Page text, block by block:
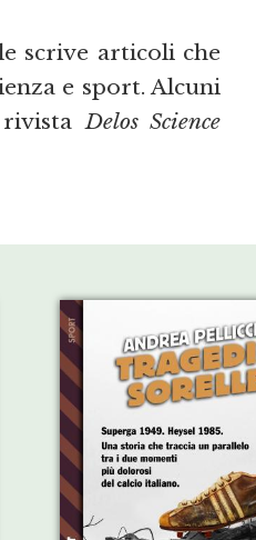
scrive articoli che
e sport. Alcuni
rivistaDelos Science